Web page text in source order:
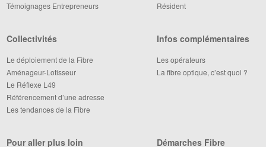
Témoignages Entrepreneurs
Résident
Collectivités
Le déploiement de la Fibre
Aménageur-Lotisseur
Le Réflexe L49
Référencement d’une adresse
Les tendances de la Fibre
Infos complémentaires
Les opérateurs
La fibre optique, c’est quoi ?
Pour aller plus loin Démarches Fibre